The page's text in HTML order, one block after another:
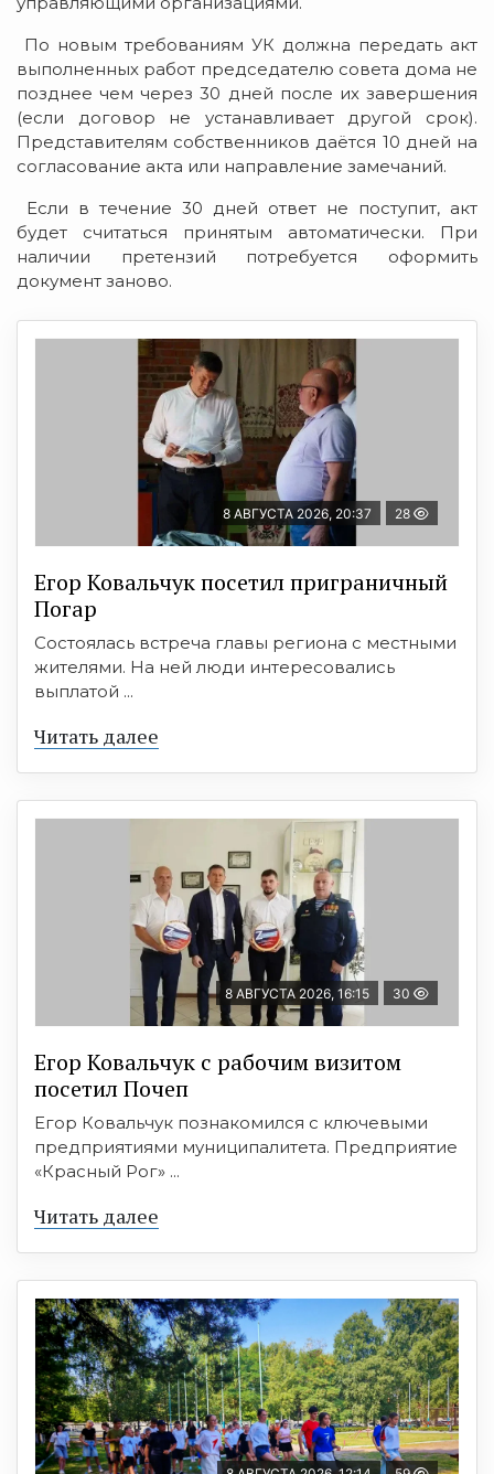
По новым требованиям УК должна передать акт
выполненных работ председателю совета дома не
позднее чем через 30 дней после их завершения
(если договор не устанавливает другой срок).
Представителям собственников даётся 10 дней на
согласование акта или направление замечаний.
Если в течение 30 дней ответ не поступит, акт
будет считаться принятым автоматически. При
наличии претензий потребуется оформить
документ заново.
8 АВГУСТА 2026, 20:37 28
Егор Ковальчук посетил приграничный
Погар
Состоялась встреча главы региона с местными
жителями. На ней люди интересовались
выплатой ...
Читать далее
8 АВГУСТА 2026, 16:15 30
Егор Ковальчук с рабочим визитом
посетил Почеп
Егор Ковальчук познакомился с ключевыми
предприятиями муниципалитета. Предприятие
«Красный Рог» ...
Читать далее